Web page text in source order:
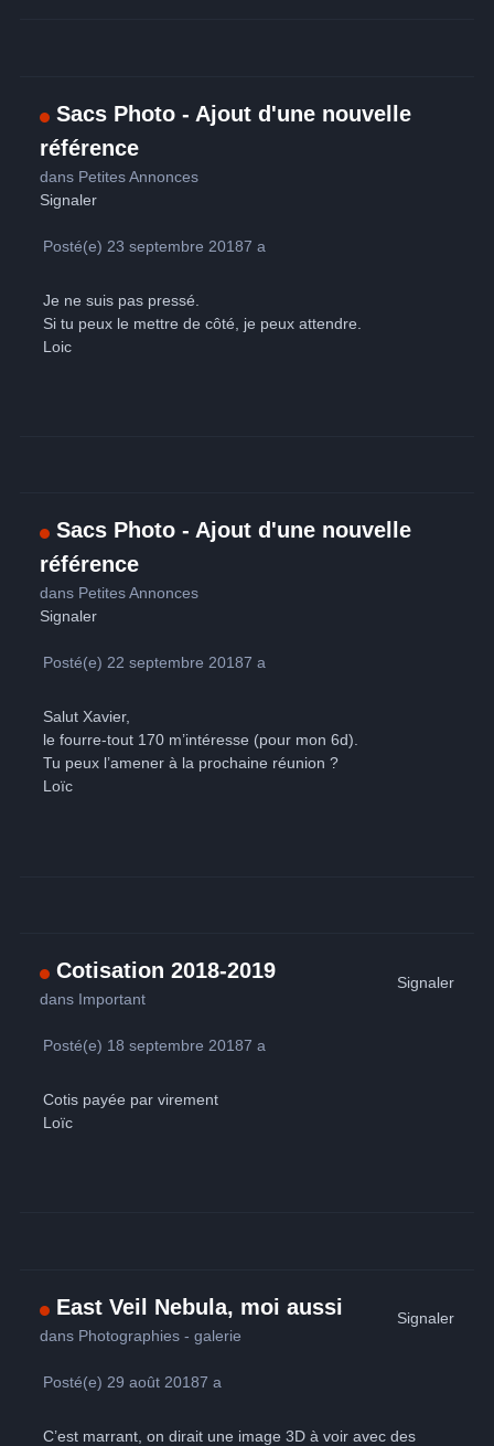
Sacs Photo - Ajout d'une nouvelle
référence
dans Petites Annonces
Signaler
Posté(e) 23 septembre 20187 a
Je ne suis pas pressé.
Si tu peux le mettre de côté, je peux attendre.
Loic
Sacs Photo - Ajout d'une nouvelle
référence
dans Petites Annonces
Signaler
Posté(e)22 septembre 20187 a
Salut Xavier,
le fourre-tout 170 m’intéresse (pour mon 6d).
Tu peux l’amener à la prochaine réunion ?
Loïc
Cotisation 2018-2019
dans Important
Signaler
Posté(e) 18 septembre 20187 a
Cotis payée par virement
Loïc
East Veil Nebula, moi aussi
dans Photographies - galerie
Signaler
Posté(e) 29 août 20187 a
C’est marrant, on dirait une image 3D à voir avec des